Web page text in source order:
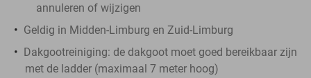
annuleren of wijzigen
Geldig in Midden-Limburg en Zuid-Limburg
Dakgootreiniging: de dakgoot moet goed bereikbaar zijn
met de ladder (maximaal 7 meter hoog)